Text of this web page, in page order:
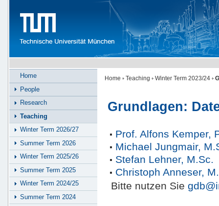
Home Teaching Winter Term 2023/24
Grundlagen:
Prof. Alfons Kemper,
Michael Jungmair,
Stefan Lehner, M.Sc.
Christoph Anneser,
Bitte nutzen Sie
Home
People
Research
Teaching
Winter Term 2026/27
Summer Term 2026
Winter Term 2025/26
Summer Term 2025
Winter Term 2024/25
Summer Term 2024